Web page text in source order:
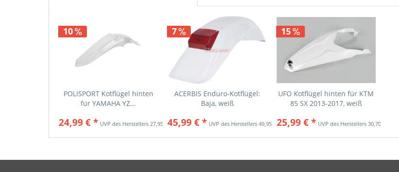
10
POLISPORT Kotflügel hinten
für YAMAHA YZ...
24,99 € * 27,95 € *
7
ACERBIS Enduro-Kotflügel:
Baja, weiß
45,99 € * 49,95 € *
15
UFO Kotflügel hinten für KTM
85 SX 2013-2017, weiß
25,99 € * 30,70 € *